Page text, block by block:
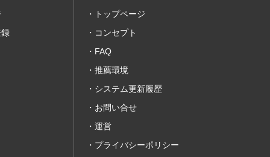
トップページ
コンセプト
FAQ
推薦環境
システム更新履歴
お問い合せ
運営
プライバシーポリシー